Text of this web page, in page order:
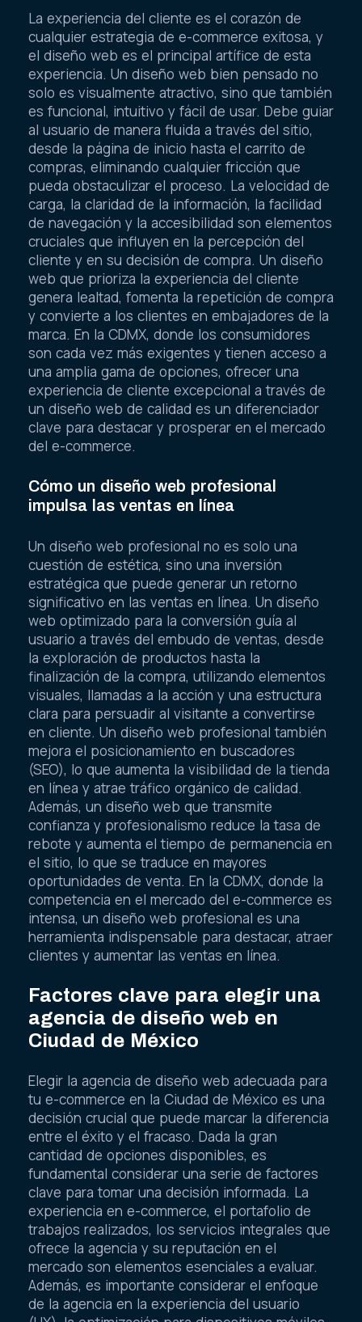
La experiencia del cliente es el corazón de
cualquier estrategia de e-commerce exitosa, y
el diseño web es el principal artífice de esta
experiencia. Un diseño web bien pensado no
solo es visualmente atractivo, sino que también
es funcional, intuitivo y fácil de usar. Debe guiar
al usuario de manera fluida a través del sitio,
desde la página de inicio hasta el carrito de
compras, eliminando cualquier fricción que
pueda obstaculizar el proceso. La velocidad de
carga, la claridad de la información, la facilidad
de navegación y la accesibilidad son elementos
cruciales que influyen en la percepción del
cliente y en su decisión de compra. Un diseño
web que prioriza la experiencia del cliente
genera lealtad, fomenta la repetición de compra
y convierte a los clientes en embajadores de la
marca. En la CDMX, donde los consumidores
son cada vez más exigentes y tienen acceso a
una amplia gama de opciones, ofrecer una
experiencia de cliente excepcional a través de
un diseño web de calidad es un diferenciador
clave para destacar y prosperar en el mercado
del e-commerce.
Cómo un diseño web profesional
impulsa las ventas en línea
Un diseño web profesional no es solo una
cuestión de estética, sino una inversión
estratégica que puede generar un retorno
significativo en las ventas en línea. Un diseño
web optimizado para la conversión guía al
usuario a través del embudo de ventas, desde
la exploración de productos hasta la
finalización de la compra, utilizando elementos
visuales, llamadas a la acción y una estructura
clara para persuadir al visitante a convertirse
en cliente. Un diseño web profesional también
mejora el posicionamiento en buscadores
(SEO), lo que aumenta la visibilidad de la tienda
en línea y atrae tráfico orgánico de calidad.
Además, un diseño web que transmite
confianza y profesionalismo reduce la tasa de
rebote y aumenta el tiempo de permanencia en
el sitio, lo que se traduce en mayores
oportunidades de venta. En la CDMX, donde la
competencia en el mercado del e-commerce es
intensa, un diseño web profesional es una
herramienta indispensable para destacar, atraer
clientes y aumentar las ventas en línea.
Factores clave para elegir una
agencia de diseño web en
Ciudad de México
Elegir la agencia de diseño web adecuada para
tu e-commerce en la Ciudad de México es una
decisión crucial que puede marcar la diferencia
entre el éxito y el fracaso. Dada la gran
cantidad de opciones disponibles, es
fundamental considerar una serie de factores
clave para tomar una decisión informada. La
experiencia en e-commerce, el portafolio de
trabajos realizados, los servicios integrales que
ofrece la agencia y su reputación en el
mercado son elementos esenciales a evaluar.
Además, es importante considerar el enfoque
de la agencia en la experiencia del usuario